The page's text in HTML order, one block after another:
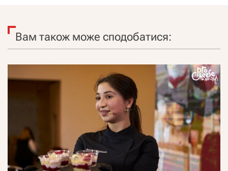
Вам також може сподобатися: